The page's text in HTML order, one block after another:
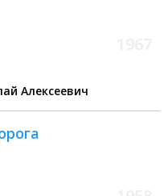
Алексеевич